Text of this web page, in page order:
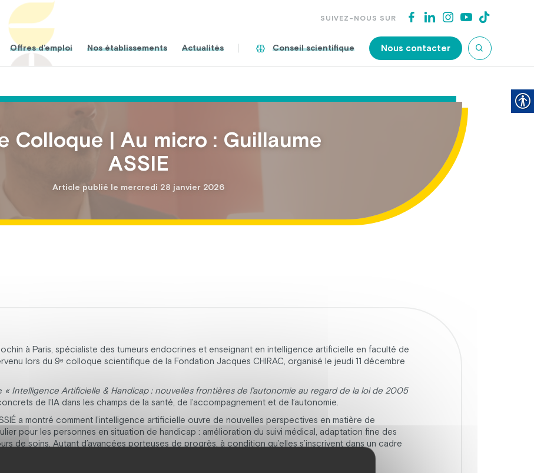
SUIVEZ-NOUS SUR
Offres d’emploi Nos établissements Actualités Conseil scientifique Nous contacter
Colloque | Au micro : Guillaume
ASSIE
Article publié le mercredi 28 janvier 2026
à Paris, spécialiste des tumeurs endocrines et enseignant en intelligence artificielle en faculté de
lors du 9ᵉ colloque scientifique de la Fondation Jacques CHIRAC, organisé le jeudi 11 décembre
« Intelligence Artificielle & Handicap : nouvelles frontières de l’autonomie au regard de la loi de 2005
de l’IA dans les champs de la santé, de l’accompagnement et de l’autonomie.
a montré comment l’intelligence artificielle ouvre de nouvelles perspectives en matière de
pour les personnes en situation de handicap : amélioration du suivi médical, adaptation fine des
de soins. Autant d’avancées porteuses de progrès, à condition qu’elles s’inscrivent dans un cadre
de la loi de 2005.